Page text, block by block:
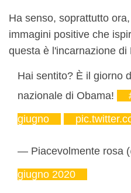
Ha senso, soprattutto
immagini positive che
questa è l'incarnazione di
Hai sentito? È il giorno
nazionale di Obama!
giugno
— Piacevolmente rosa
giugno 2020